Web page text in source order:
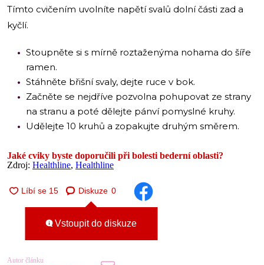
Tímto cvičením uvolníte napětí svalů dolní části zad a
kyčlí.
Stoupněte si s mírně roztaženýma nohama do šíře
ramen.
Stáhněte břišní svaly, dejte ruce v bok.
Začněte se nejdříve pozvolna pohupovat ze strany
na stranu a poté dělejte pánví pomyslné kruhy.
Udělejte 10 kruhů a zopakujte druhým směrem.
Jaké cviky byste doporučili při bolesti bederní oblasti?
Zdroj: Healthline, Healthline
Diskuze 0
Vstoupit do diskuze
Autor článku